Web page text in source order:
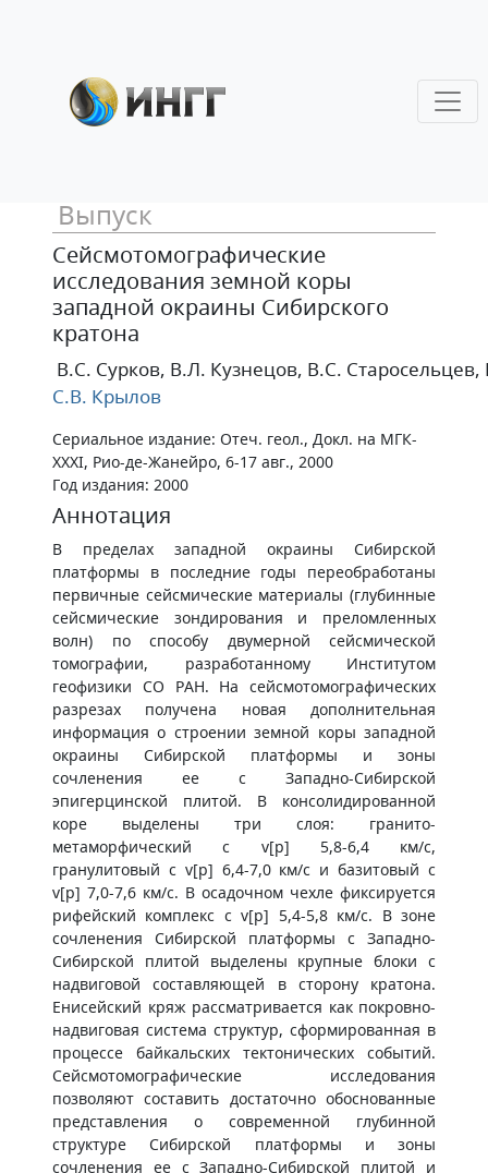
Выпуск
Сейсмотомографические
исследования земной коры
западной окраины Сибирского
кратона
В.С. Сурков, В.Л. Кузнецов, В.С. Старосельцев,
С.В. Крылов
Сериальное издание: Отеч. геол., Докл. на МГК-
XXXI, Рио-де-Жанейро, 6-17 авг., 2000
Год издания: 2000
Аннотация
В пределах западной окраины Сибирской
платформы в последние годы переобработаны
первичные сейсмические материалы (глубинные
сейсмические зондирования и преломленных
волн) по способу двумерной сейсмической
томографии, разработанному Институтом
геофизики СО РАН. На сейсмотомографических
разрезах получена новая дополнительная
информация о строении земной коры западной
окраины Сибирской платформы и зоны
сочленения ее с Западно-Сибирской
эпигерцинской плитой. В консолидированной
коре выделены три слоя: гранито-
метаморфический с v[p] 5,8-6,4 км/с,
гранулитовый с v[p] 6,4-7,0 км/с и базитовый с
v[p] 7,0-7,6 км/с. В осадочном чехле фиксируется
рифейский комплекс с v[p] 5,4-5,8 км/с. В зоне
сочленения Сибирской платформы с Западно-
Сибирской плитой выделены крупные блоки с
надвиговой составляющей в сторону кратона.
Енисейский кряж рассматривается как покровно-
надвиговая система структур, сформированная в
процессе байкальских тектонических событий.
Сейсмотомографические исследования
позволяют составить достаточно обоснованные
представления о современной глубинной
структуре Сибирской платформы и зоны
сочленения ее с Западно-Сибирской плитой и